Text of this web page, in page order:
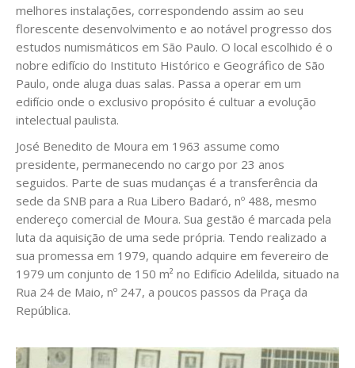
melhores instalações, correspondendo assim ao seu
florescente desenvolvimento e ao notável progresso dos
estudos numismáticos em São Paulo. O local escolhido é o
nobre edifício do Instituto Histórico e Geográfico de São
Paulo, onde aluga duas salas. Passa a operar em um
edifício onde o exclusivo propósito é cultuar a evolução
intelectual paulista.
José Benedito de Moura em 1963 assume como
presidente, permanecendo no cargo por 23 anos
seguidos. Parte de suas mudanças é a transferência da
sede da SNB para a Rua Libero Badaró, nº 488, mesmo
endereço comercial de Moura. Sua gestão é marcada pela
luta da aquisição de uma sede própria. Tendo realizado a
sua promessa em 1979, quando adquire em fevereiro de
1979 um conjunto de 150 m² no Edifício Adelilda, situado na
Rua 24 de Maio, nº 247, a poucos passos da Praça da
República.